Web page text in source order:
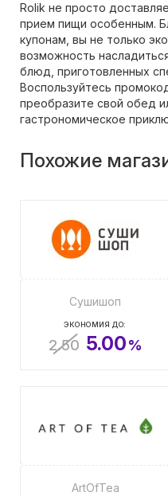
Rolik не просто
прием пищи особенным.
купонам, вы не только
возможность
блюд, приготовленных
Воспользуйтесь
преобразите свой обед
гастрономическое
Похожие
Сушишоп
ЭКОНОМИЯ ДО:
2.50 5.00%
ArtOfTea